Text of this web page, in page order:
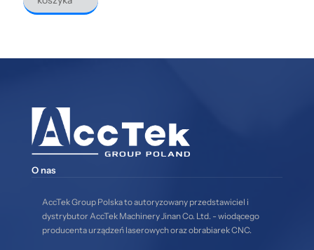
O nas
AccTek Group Polska to autoryzowany przedstawiciel i
dystrybutor AccTek Machinery Jinan Co. Ltd. - wiodącego
producenta urządzeń laserowych oraz obrabiarek CNC.